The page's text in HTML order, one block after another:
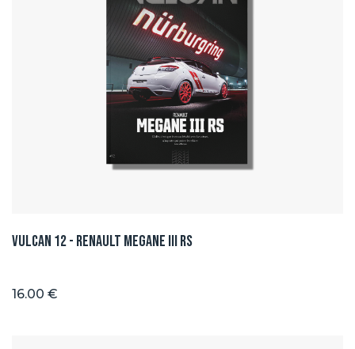
Vulcan 12 - Renault Megane III RS
16.00 €